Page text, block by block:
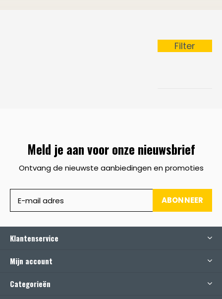
Filter
Meld je aan voor onze nieuwsbrief
Ontvang de nieuwste aanbiedingen en promoties
ABONNEER
Klantenservice
Mijn account
Categorieën